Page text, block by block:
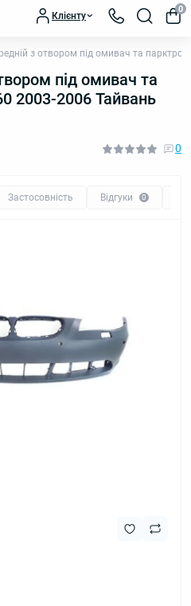
Клієнту
0
з отвором під омивач та
під омивач та
2003-2006 Тайвань
0
Застосовність Відгуки 0